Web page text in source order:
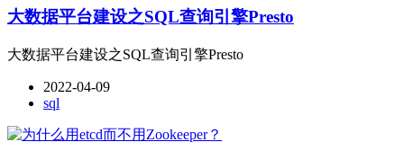
大数据平台建设之SQL查询引擎Presto
大数据平台建设之SQL查询引擎Presto
2022-04-09
sql